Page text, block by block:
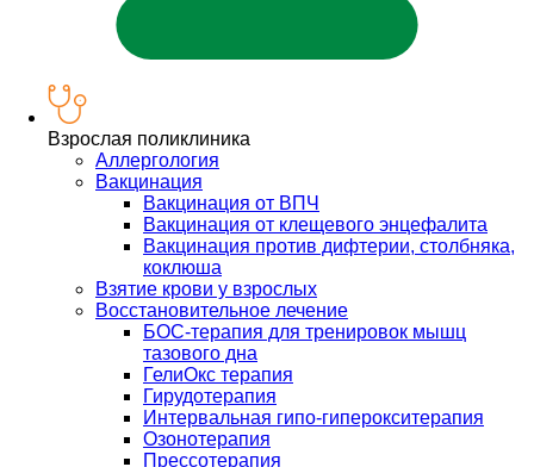
Взрослая поликлиника
Аллергология
Вакцинация
Вакцинация от ВПЧ
Вакцинация от клещевого энцефалита
Вакцинация против дифтерии, столбняка,
коклюша
Взятие крови у взрослых
Восстановительное лечение
БОС-терапия для тренировок мышц
тазового дна
ГелиОкс терапия
Гирудотерапия
Интервальная гипо-гиперокситерапия
Озонотерапия
Прессотерапия